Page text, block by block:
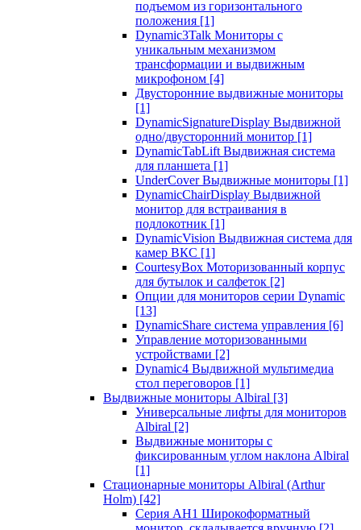
подъемом из горизонтального
положения [1]
Dynamic3Talk Мониторы с
уникальным механизмом
трансформации и выдвижным
микрофоном [4]
Двусторонние выдвижные мониторы
[1]
DynamicSignatureDisplay Выдвижной
одно/двусторонний монитор [1]
DynamicTabLift Выдвижная система
для планшета [1]
UnderCover Выдвижные мониторы [1]
DynamicChairDisplay Выдвижной
монитор для встраивания в
подлокотник [1]
DynamicVision Выдвижная система для
камер ВКС [1]
CourtesyBox Моторизованный корпус
для бутылок и салфеток [2]
Опции для мониторов серии Dynamic
[13]
DynamicShare система управления [6]
Управление моторизованными
устройствами [2]
Dynamic4 Выдвижной мультимедиа
стол переговоров [1]
Выдвижные мониторы Albiral [3]
Универсальные лифты для мониторов
Albiral [2]
Выдвижные мониторы с
фиксированным углом наклона Albiral
[1]
Стационарные мониторы Albiral (Arthur
Holm) [42]
Серия AH1 Широкоформатный